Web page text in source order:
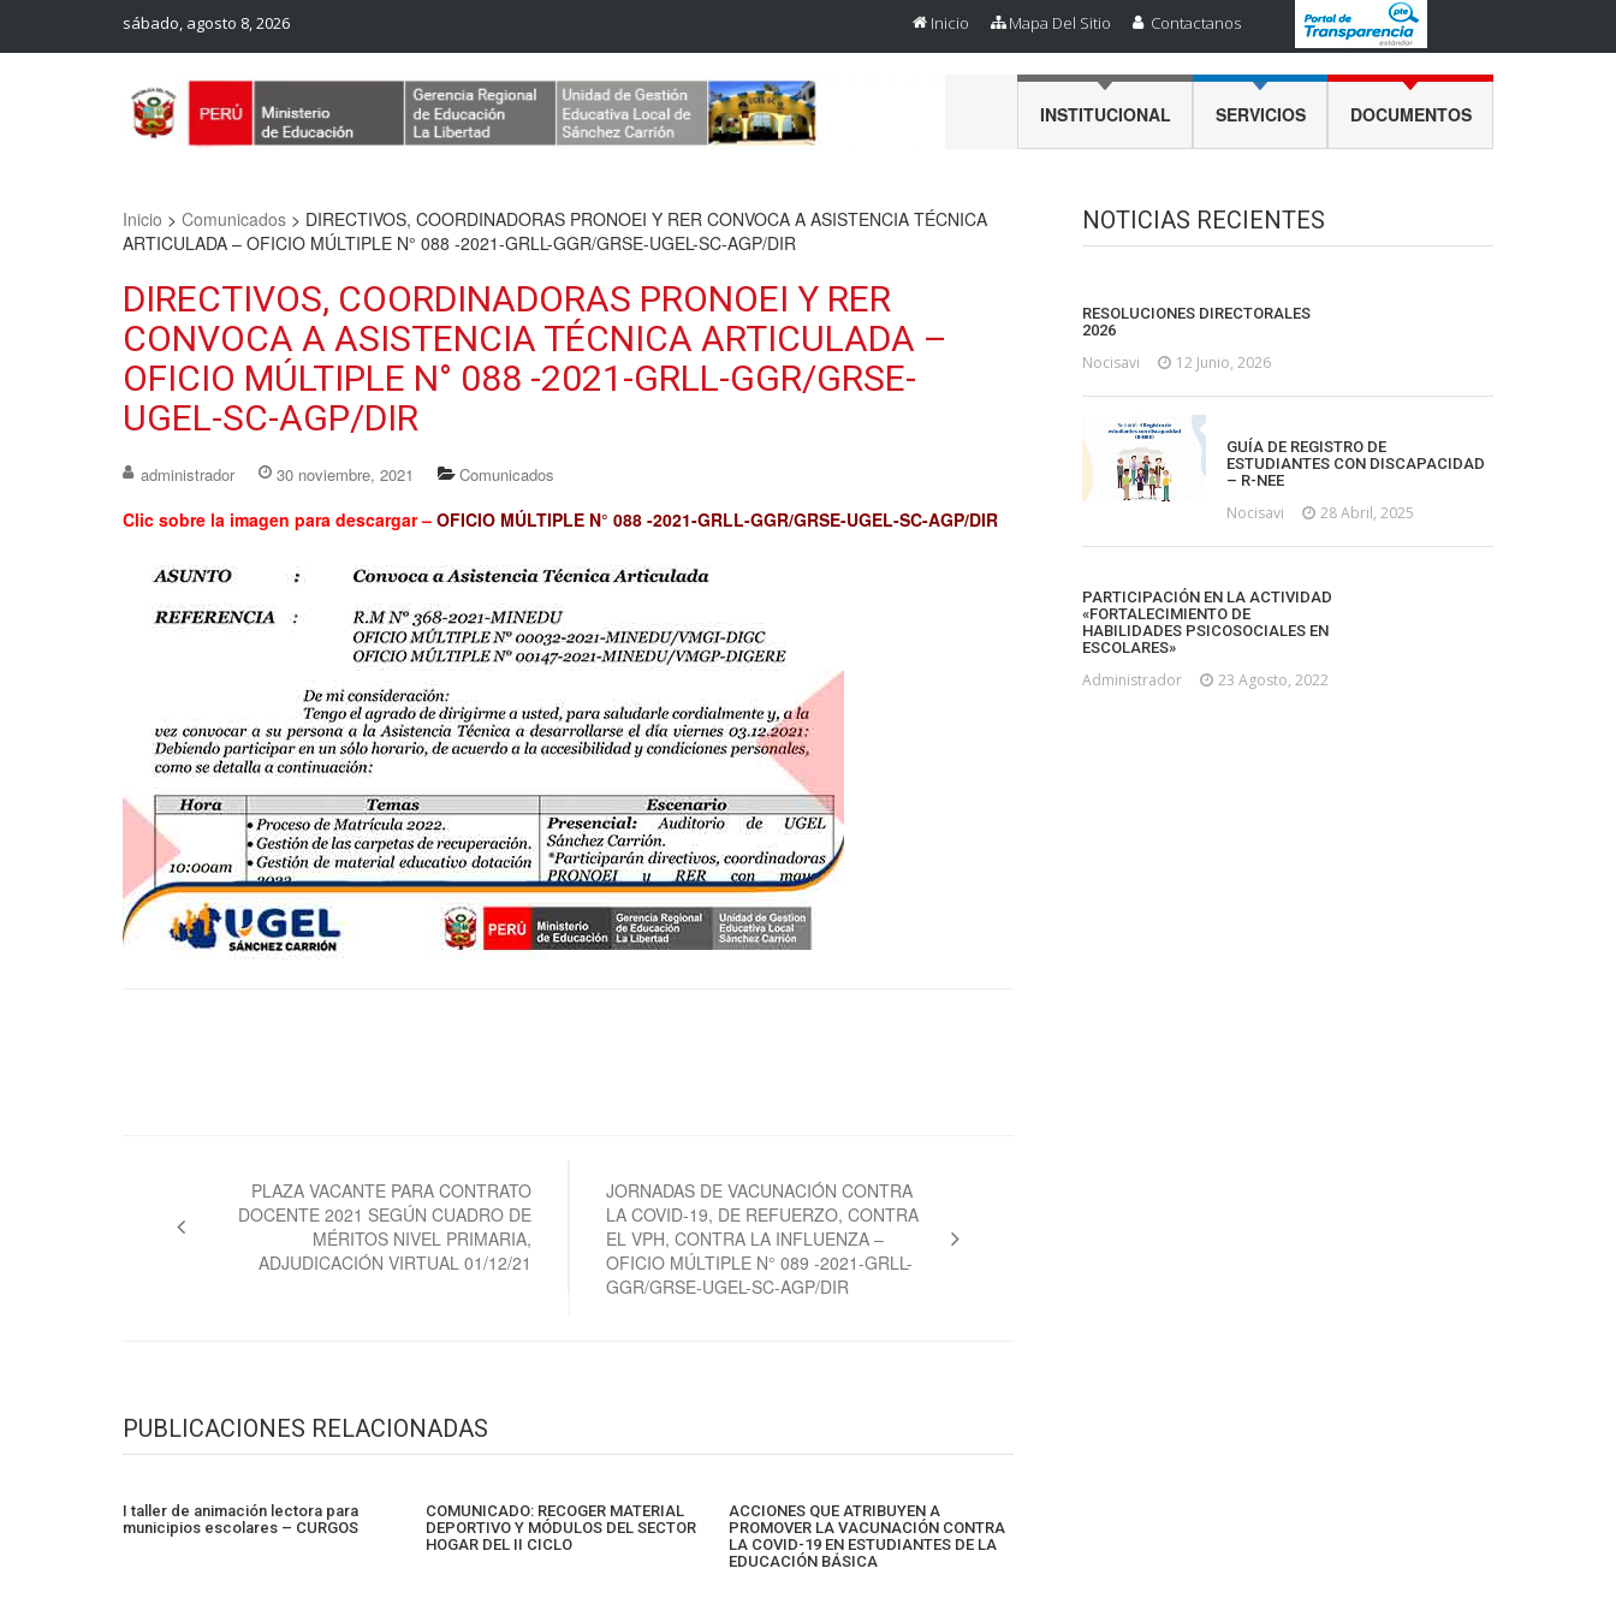
sábado, agosto 8, 2026 Inicio Mapa Del Sitio Contactanos
INSTITUCIONAL SERVICIOS DOCUMENTOS
Inicio > Comunicados > DIRECTIVOS, COORDINADORAS PRONOEI Y RER CONVOCA A ASISTENCIA TÉCNICA
ARTICULADA – OFICIO MÚLTIPLE N° 088 -2021-GRLL-GGR/GRSE-UGEL-SC-AGP/DIR
DIRECTIVOS, COORDINADORAS PRONOEI Y RER
CONVOCA A ASISTENCIA TÉCNICA ARTICULADA –
OFICIO MÚLTIPLE N° 088 -2021-GRLL-GGR/GRSE-
UGEL-SC-AGP/DIR
administrador 30 noviembre, 2021 Comunicados
Clic sobre la imagen para descargar – OFICIO MÚLTIPLE N° 088 -2021-GRLL-GGR/GRSE-UGEL-SC-AGP/DIR
entradas
PLAZA VACANTE PARA CONTRATO
DOCENTE 2021 SEGÚN CUADRO DE
MÉRITOS NIVEL PRIMARIA,
ADJUDICACIÓN VIRTUAL 01/12/21
JORNADAS DE VACUNACIÓN CONTRA
LA COVID-19, DE REFUERZO, CONTRA
EL VPH, CONTRA LA INFLUENZA –
OFICIO MÚLTIPLE N° 089 -2021-GRLL-
GGR/GRSE-UGEL-SC-AGP/DIR
PUBLICACIONES RELACIONADAS
I taller de animación lectora para
municipios escolares – CURGOS
COMUNICADO: RECOGER MATERIAL
DEPORTIVO Y MÓDULOS DEL SECTOR
HOGAR DEL II CICLO
ACCIONES QUE ATRIBUYEN A
PROMOVER LA VACUNACIÓN CONTRA
LA COVID-19 EN ESTUDIANTES DE LA
EDUCACIÓN BÁSICA
NOTICIAS RECIENTES
RESOLUCIONES DIRECTORALES
2026
Nocisavi 12 Junio, 2026
GUÍA DE REGISTRO DE
ESTUDIANTES CON DISCAPACIDAD
– R-NEE
Nocisavi 28 Abril, 2025
PARTICIPACIÓN EN LA ACTIVIDAD
«FORTALECIMIENTO DE
HABILIDADES PSICOSOCIALES EN
ESCOLARES»
Administrador 23 Agosto, 2022